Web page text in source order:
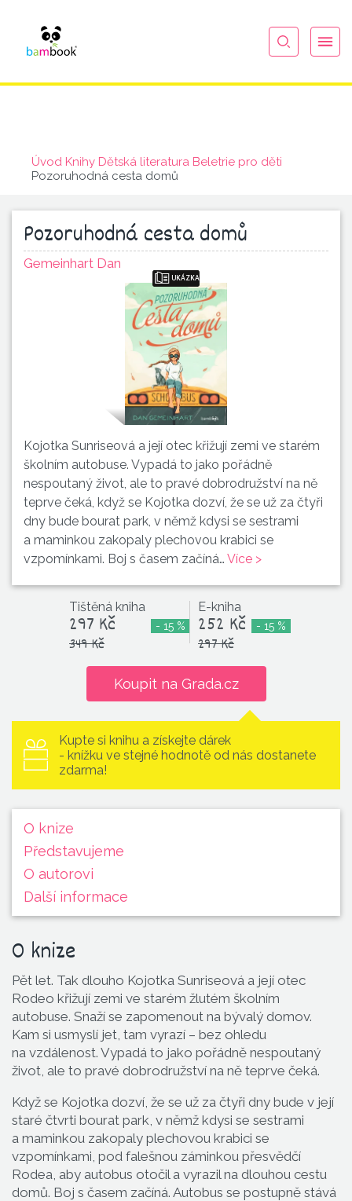
Úvod Knihy Dětská literatura Beletrie pro děti
Pozoruhodná cesta domů
Pozoruhodná cesta domů
Gemeinhart Dan
Kojotka Sunriseová a její otec křižují zemi ve starém
školním autobuse. Vypadá to jako pořádně
nespoutaný život, ale to pravé dobrodružství na ně
teprve čeká, když se Kojotka dozví, že se už za čtyři
dny bude bourat park, v němž kdysi se sestrami
a maminkou zakopaly plechovou krabici se
vzpomínkami. Boj s časem začíná… Více >
Koupit na Grada.cz
Tištěná kniha
297 Kč
349 Kč
- 15 %
E-kniha
252 Kč
297 Kč
- 15 %
Kupte si knihu a získejte dárek
- knížku ve stejné hodnotě od nás dostanete
zdarma!
O knize
Představu­jeme
O autorovi
Další informace
O knize
Pět let. Tak dlouho Kojotka Sunriseová a její otec
Rodeo křižují zemi ve starém žlutém školním
autobuse. Snaží se zapomenout na bývalý domov.
Kam si usmyslí jet, tam vyrazí – bez ohledu
na vzdálenost. Vypadá to jako pořádně nespoutaný
život, ale to pravé dobrodružství na ně teprve čeká.
Když se Kojotka dozví, že se už za čtyři dny bude v její
staré čtvrti bourat park, v němž kdysi se sestrami
a maminkou zakopaly plechovou krabici se
vzpomínkami, pod falešnou záminkou přesvědčí
Rodea, aby autobus otočil a vyrazil na dlouhou cestu
domů. Boj s časem začíná. Autobus se postupně stává